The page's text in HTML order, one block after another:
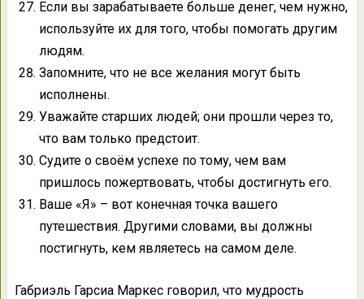
Если вы зарабатываете больше денег, чем нужно,
используйте их для того, чтобы помогать другим
людям.
Запомните, что не все желания могут быть
исполнены.
Уважайте старших людей; они прошли через то,
что вам только предстоит.
Судите о своём успехе по тому, чем вам
пришлось пожертвовать, чтобы достигнуть его.
Ваше «Я» – вот конечная точка вашего
путешествия. Другими словами, вы должны
постигнуть, кем являетесь на самом деле.
Габриэль Гарсиа Маркес говорил, что мудрость